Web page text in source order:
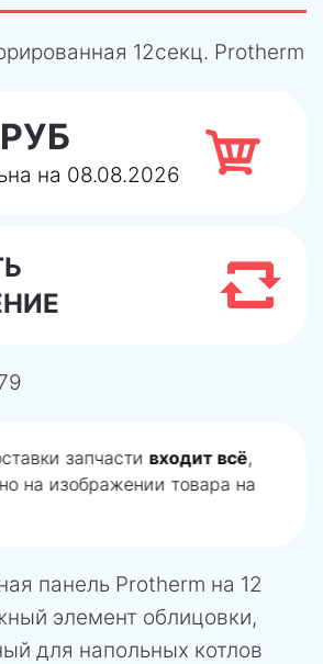
на 08.08.2026
запчасти входит всё,
на изображении товара на
панель Protherm на 12
элемент облицовки,
для напольных котлов